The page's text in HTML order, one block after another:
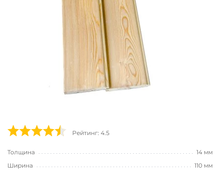
Рейтинг: 4.5
Толщина
14 мм
Ширина
110 мм